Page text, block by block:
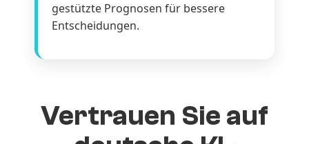
gestützte Prognosen für bessere
Entscheidungen.
Vertrauen Sie auf